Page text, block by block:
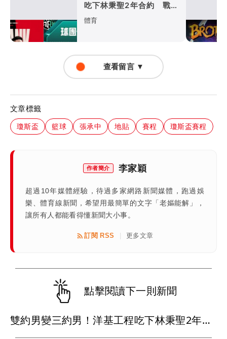
吃下林秉聖2年合約 戰神
超暖背官司又送球員
體育
查看留言 ▼
文章標籤
瓊斯盃 籃球 張承中 地貼 賽程 瓊斯盃賽程
作者簡介 李家穎
超過10年媒體經驗，待過多家網路新聞媒體，跑過娛
樂、體育線新聞，希望用最簡單的文字「老嫗能解」，
讓所有人都能看得懂新聞大小事。
訂閱 RSS 更多文章
點擊閱讀下一則新聞
雙約男變三約男！洋基工程吃下林秉聖2年合約 戰神超暖背官司又送球員